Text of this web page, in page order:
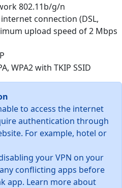
802.11b/g/n
connection (DSL,
upload speed of 2 Mbps
WPA2 with TKIP SSID
to access the internet
authentication through
For example, hotel or
your VPN on your
conflicting apps before
app. Learn more about